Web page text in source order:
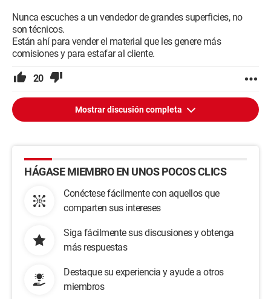
Nunca escuches a un vendedor de grandes superficies, no
son técnicos.
Están ahí para vender el material que les genere más
comisiones y para estafar al cliente.
20
Mostrar discusión completa
HÁGASE MIEMBRO EN UNOS POCOS CLICS
Conéctese fácilmente con aquellos que
comparten sus intereses
Siga fácilmente sus discusiones y obtenga
más respuestas
Destaque su experiencia y ayude a otros
miembros